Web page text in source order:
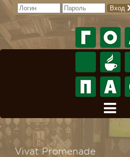
Вход
Vivat Promenade